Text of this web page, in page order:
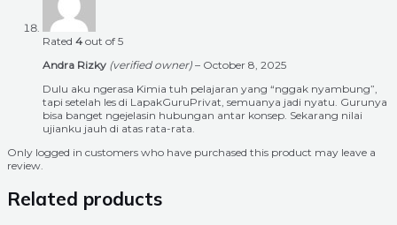
Rated 4 out of 5
Andra Rizky (verified owner) – October 8, 2025
Dulu aku ngerasa Kimia tuh pelajaran yang “nggak nyambung”,
tapi setelah les di LapakGuruPrivat, semuanya jadi nyatu. Gurunya
bisa banget ngejelasin hubungan antar konsep. Sekarang nilai
ujianku jauh di atas rata-rata.
Only logged in customers who have purchased this product may leave a
review.
Related products